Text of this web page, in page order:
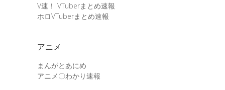
V速！ VTuberまとめ速報
ホロVTuberまとめ速報
アニメ
まんがとあにめ
アニメ〇わかり速報